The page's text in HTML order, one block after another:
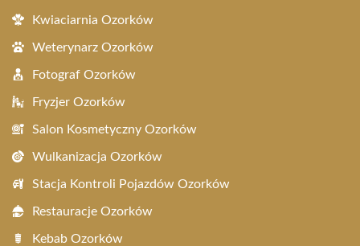
Kwiaciarnia Ozorków
Weterynarz Ozorków
Fotograf Ozorków
Fryzjer Ozorków
Salon Kosmetyczny Ozorków
Wulkanizacja Ozorków
Stacja Kontroli Pojazdów Ozorków
Restauracje Ozorków
Kebab Ozorków